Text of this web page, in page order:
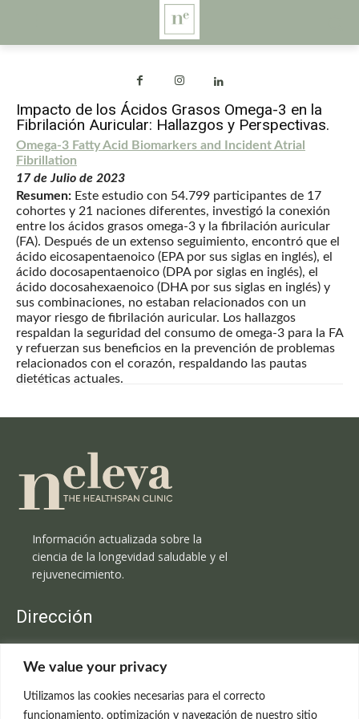
We value your privacy
Utilizamos las cookies necesarias para el correcto
funcionamiento, optimización y navegación de nuestro sitio
Impacto de los Ácidos Grasos Omega-3 en la
Fibrilación Auricular: Hallazgos y Perspectivas.
Omega-3 Fatty Acid Biomarkers and Incident Atrial
Fibrillation
17 de Julio de 2023
Resumen: Este estudio con 54.799 participantes de 17
cohortes y 21 naciones diferentes, investigó la conexión
entre los ácidos grasos omega-3 y la fibrilación auricular
(FA). Después de un extenso seguimiento, encontró que el
ácido eicosapentaenoico (EPA por sus siglas en inglés), el
ácido docosapentaenoico (DPA por siglas en inglés), el
ácido docosahexaenoico (DHA por sus siglas en inglés) y
sus combinaciones, no estaban relacionados con un
mayor riesgo de fibrilación auricular. Los hallazgos
respaldan la seguridad del consumo de omega-3 para la FA
y refuerzan sus beneficios en la prevención de problemas
relacionados con el corazón, respaldando las pautas
dietéticas actuales.
Información actualizada sobre la
ciencia de la longevidad saludable y el
rejuvenecimiento.
Dirección
C/Claudio Coello, 19 - 1º
699 595 619